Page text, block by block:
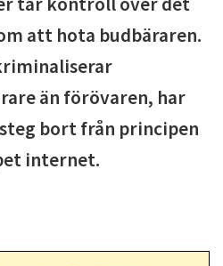
att hota budbäraren.
än förövaren, har
bort från principen
internet.